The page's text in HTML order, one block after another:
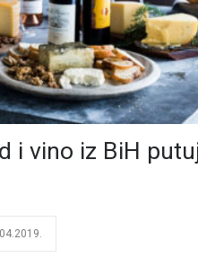
i vino iz BiH